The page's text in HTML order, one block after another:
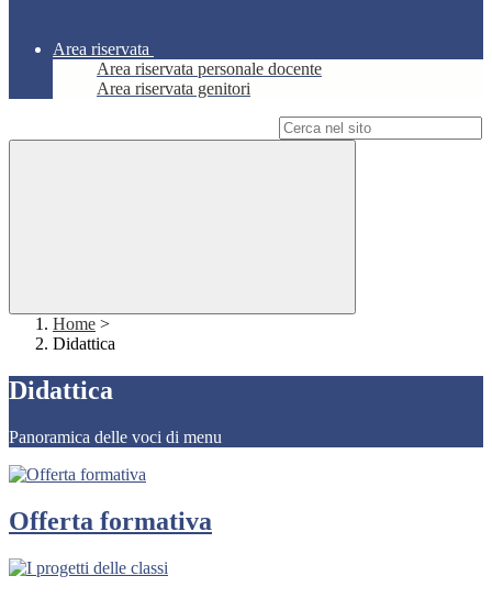
Area riservata
Area riservata personale docente
Area riservata genitori
Home >
Didattica
Didattica
Panoramica delle voci di menu
Offerta formativa